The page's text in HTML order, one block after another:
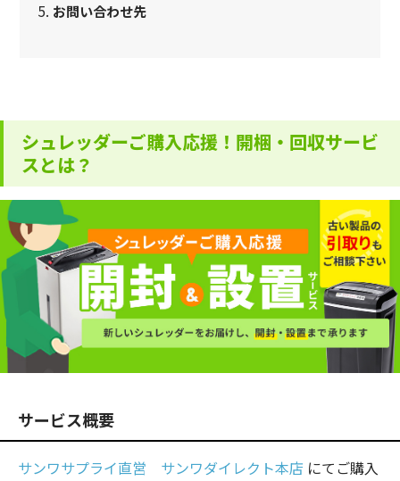
お問い合わせ先
シュレッダーご購入応援！開梱・回収サービ
スとは？
サービス概要
サンワサプライ直営 サンワダイレクト本店 にてご購入